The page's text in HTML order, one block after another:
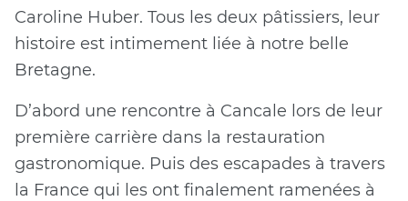
Caroline Huber. Tous les deux pâtissiers, leur
histoire est intimement liée à notre belle
Bretagne.
D’abord une rencontre à Cancale lors de leur
première carrière dans la restauration
gastronomique. Puis des escapades à travers
la France qui les ont finalement ramenées à